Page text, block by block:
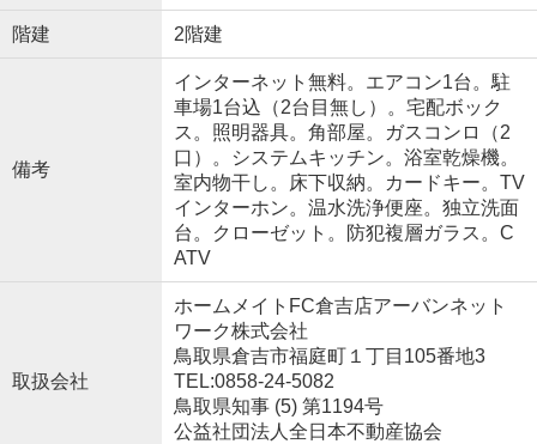
階建 2階建
備考
インターネット無料。エアコン1台。駐
車場1台込（2台目無し）。宅配ボック
ス。照明器具。角部屋。ガスコンロ（2
口）。システムキッチン。浴室乾燥機。
室内物干し。床下収納。カードキー。TV
インターホン。温水洗浄便座。独立洗面
台。クローゼット。防犯複層ガラス。C
ATV
取扱会社
ホームメイトFC倉吉店アーバンネット
ワーク株式会社
鳥取県倉吉市福庭町１丁目105番地3
TEL:0858-24-5082
鳥取県知事 (5) 第1194号
公益社団法人全日本不動産協会